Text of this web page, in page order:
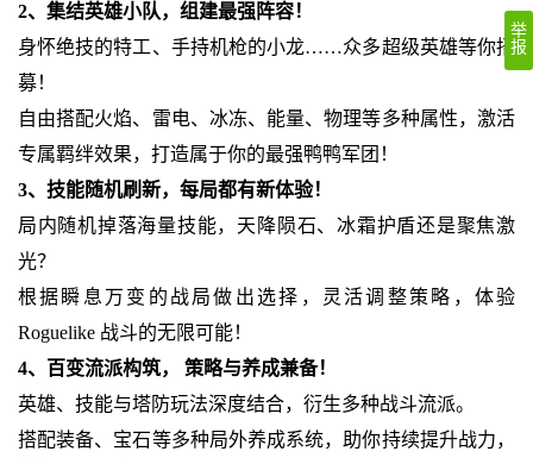
2、集结英雄小队，组建最强阵容！
身怀绝技的特工、手持机枪的小龙……众多超级英雄等你招
募！
自由搭配火焰、雷电、冰冻、能量、物理等多种属性，激活
专属羁绊效果，打造属于你的最强鸭鸭军团！
3、技能随机刷新，每局都有新体验！
局内随机掉落海量技能，天降陨石、冰霜护盾还是聚焦激
光？
根据瞬息万变的战局做出选择，灵活调整策略，体验
Roguelike 战斗的无限可能！
4、百变流派构筑， 策略与养成兼备！
英雄、技能与塔防玩法深度结合，衍生多种战斗流派。
搭配装备、宝石等多种局外养成系统，助你持续提升战力，
举
报